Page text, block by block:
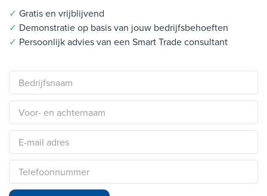
✓ Gratis en vrijblijvend
✓ Demonstratie op basis van jouw bedrijfsbehoeften
✓ Persoonlijk advies van een Smart Trade consultant